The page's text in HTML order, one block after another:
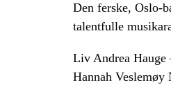
Den ferske, Oslo-
talentfulle
Liv Andrea Hauge
Hannah Veslemøy